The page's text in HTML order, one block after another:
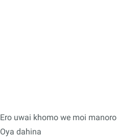
Ero uwai khomo we moi manoro
Oya dahina